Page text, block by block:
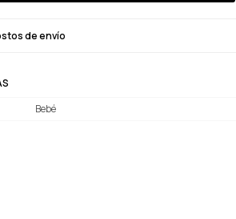
de envío
Bebé